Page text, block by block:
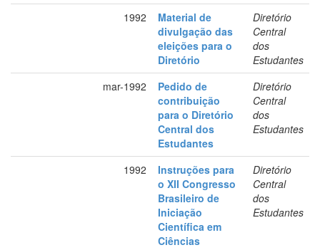
1992
Material de
divulgação das
eleições para o
Diretório
Diretório
Central
dos
Estudantes
mar-1992
Pedido de
contribuição
para o Diretório
Central dos
Estudantes
Diretório
Central
dos
Estudantes
1992
Instruções para
o XII Congresso
Brasileiro de
Iniciação
Científica em
Ciências
Diretório
Central
dos
Estudantes